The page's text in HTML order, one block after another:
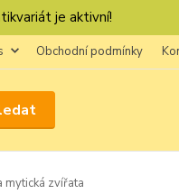
je aktivní!
Obchodní podmínky
mytická zvířata